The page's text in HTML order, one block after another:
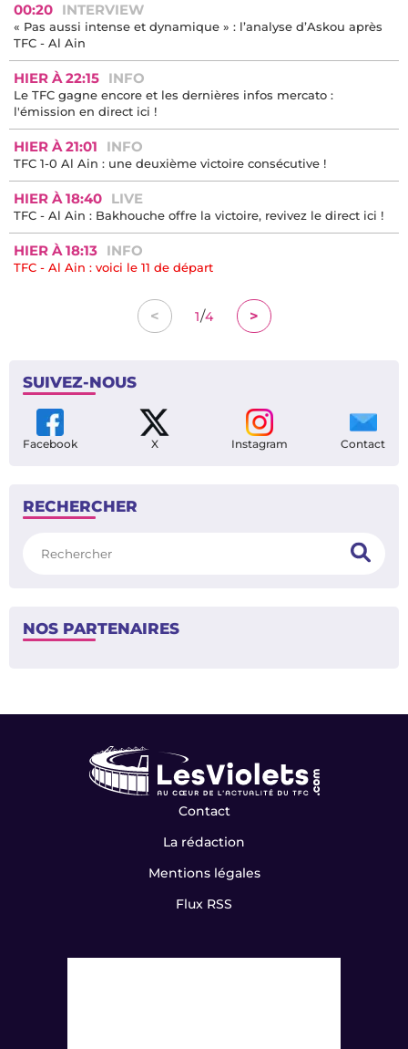
00:20 INTERVIEW
« Pas aussi intense et dynamique » : l’analyse d’Askou après
TFC - Al Ain
HIER À 22:15 INFO
Le TFC gagne encore et les dernières infos mercato :
l'émission en direct ici !
HIER À 21:01 INFO
TFC 1-0 Al Ain : une deuxième victoire consécutive !
HIER À 18:40 LIVE
TFC - Al Ain : Bakhouche offre la victoire, revivez le direct ici !
HIER À 18:13 INFO
TFC - Al Ain : voici le 11 de départ
< 1/4 >
SUIVEZ-NOUS
Facebook X Instagram Contact
RECHERCHER
NOS PARTENAIRES
Contact
La rédaction
Mentions légales
Flux RSS